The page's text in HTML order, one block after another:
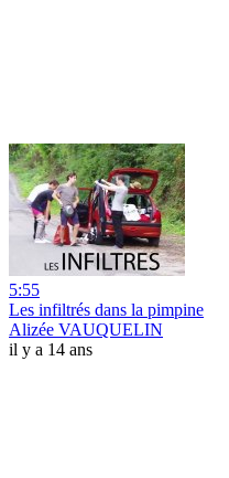
5:55
Les infiltrés dans la pimpine
Alizée VAUQUELIN
il y a 14 ans